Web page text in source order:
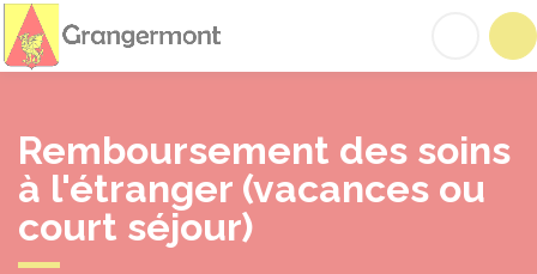
Remboursement des soins
à l'étranger (vacances ou
court séjour)